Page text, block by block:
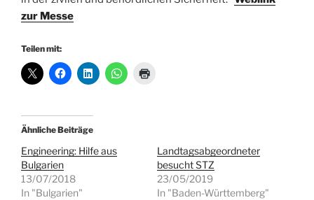
zur Messe
Teilen mit:
Ähnliche Beiträge
Engineering: Hilfe aus
Bulgarien
13/07/2018
In "Bulgarien"
Landtagsabgeordneter
besucht STZ
23/05/2019
In "Baden-Württemberg"